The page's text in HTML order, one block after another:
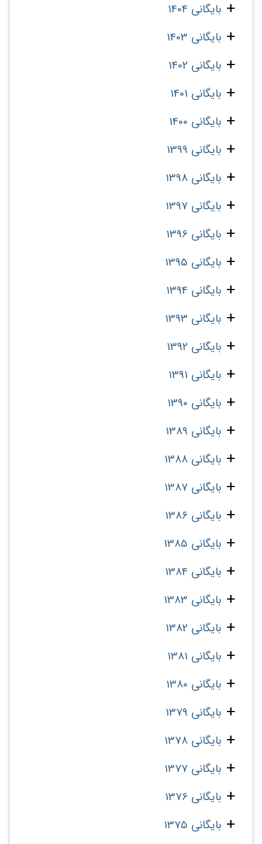
بایگانی 1404
بایگانی 1403
بایگانی 1402
بایگانی 1401
بایگانی 1400
بایگانی 1399
بایگانی 1398
بایگانی 1397
بایگانی 1396
بایگانی 1395
بایگانی 1394
بایگانی 1393
بایگانی 1392
بایگانی 1391
بایگانی 1390
بایگانی 1389
بایگانی 1388
بایگانی 1387
بایگانی 1386
بایگانی 1385
بایگانی 1384
بایگانی 1383
بایگانی 1382
بایگانی 1381
بایگانی 1380
بایگانی 1379
بایگانی 1378
بایگانی 1377
بایگانی 1376
بایگانی 1375